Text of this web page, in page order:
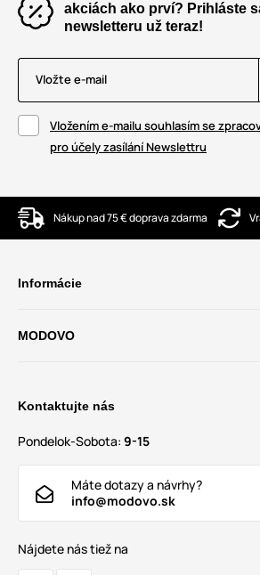
akciách ako prví? Prihláste
newsletteru už teraz!
Vložte e-mail
Vložením e-mailu souhlasím se
pro účely zasílání Newslettru
Nákup nad 75 € doprava zdarma
Informácie
MODOVO
Kontaktujte nás
Pondelok-Sobota: 9-15
Máte dotazy a návrhy?
info@modovo.sk
Nájdete nás tiež na